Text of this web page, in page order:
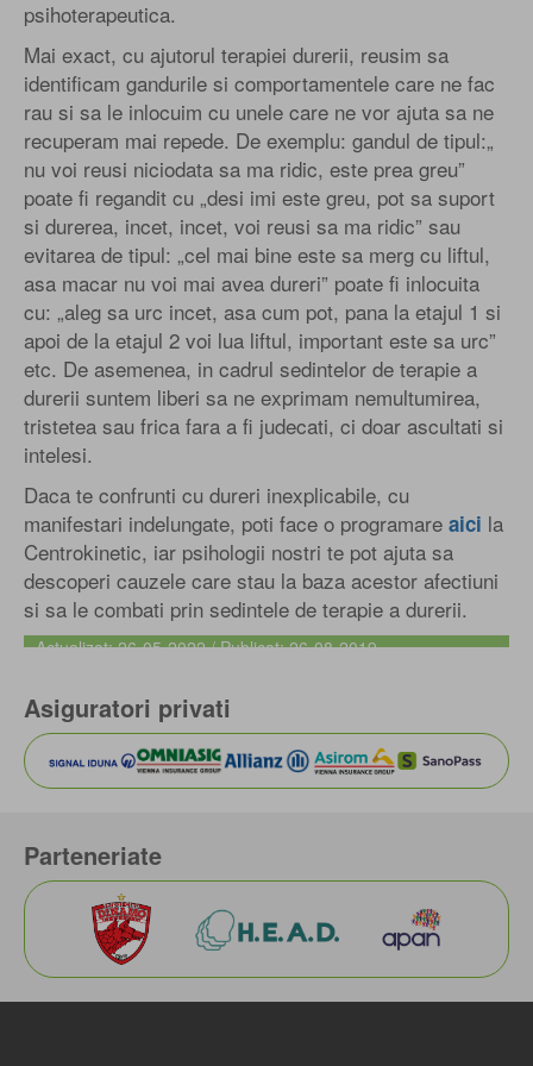
psihoterapeutica.
Mai exact, cu ajutorul terapiei durerii, reusim sa
identificam gandurile si comportamentele care ne fac
rau si sa le inlocuim cu unele care ne vor ajuta sa ne
recuperam mai repede. De exemplu: gandul de tipul:„
nu voi reusi niciodata sa ma ridic, este prea greu”
poate fi regandit cu „desi imi este greu, pot sa suport
si durerea, incet, incet, voi reusi sa ma ridic” sau
evitarea de tipul: „cel mai bine este sa merg cu liftul,
asa macar nu voi mai avea dureri” poate fi inlocuita
cu: „aleg sa urc incet, asa cum pot, pana la etajul 1 si
apoi de la etajul 2 voi lua liftul, important este sa urc”
etc. De asemenea, in cadrul sedintelor de terapie a
durerii suntem liberi sa ne exprimam nemultumirea,
tristetea sau frica fara a fi judecati, ci doar ascultati si
intelesi.
Daca te confrunti cu dureri inexplicabile, cu
manifestari indelungate, poti face o programare aici la
Centrokinetic, iar psihologii nostri te pot ajuta sa
descoperi cauzele care stau la baza acestor afectiuni
si sa le combati prin sedintele de terapie a durerii.
Actualizat: 26-05-2022 / Publicat: 26-08-2019
Asiguratori privati
Parteneriate